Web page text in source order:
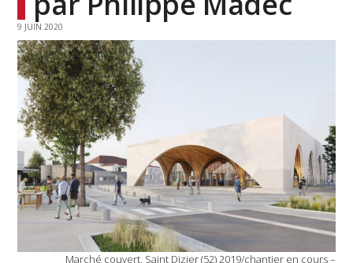
9 JUIN 2020
Marché couvert, Saint Dizier (52) 2019/chantier en cours –